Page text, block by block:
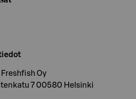
Freshfish Oy
7 00580 Helsinki